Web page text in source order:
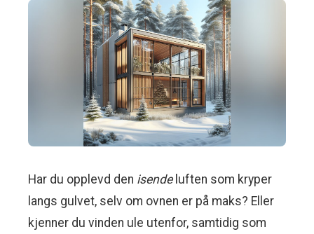
Har du opplevd den isendeluften som kryper
langs gulvet, selv om ovnen er på maks? Eller
kjenner du vinden ule utenfor, samtidig som